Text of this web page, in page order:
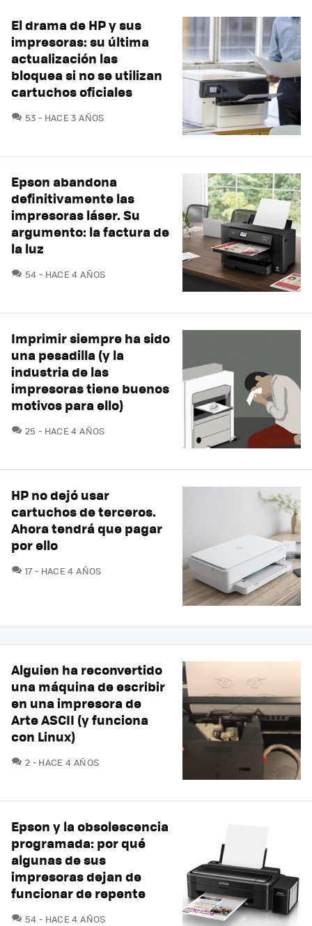
El drama de HP y sus
impresoras: su última
actualización las
bloquea si no se utilizan
cartuchos oficiales
53 COMENTARIOS
HACE 3 AÑOS
Epson abandona
definitivamente las
impresoras láser. Su
argumento: la factura de
la luz
54 COMENTARIOS
HACE 4 AÑOS
Imprimir siempre ha sido
una pesadilla (y la
industria de las
impresoras tiene buenos
motivos para ello)
25 COMENTARIOS
HACE 4 AÑOS
HP no dejó usar
cartuchos de terceros.
Ahora tendrá que pagar
por ello
17COMENTARIOS
HACE 4 AÑOS
Alguien ha reconvertido
una máquina de escribir
en una impresora de
Arte ASCII (y funciona
con Linux)
2 COMENTARIOS
HACE 4 AÑOS
Epson y la obsolescencia
programada: por qué
algunas de sus
impresoras dejan de
funcionar de repente
54 COMENTARIOS
HACE 4 AÑOS